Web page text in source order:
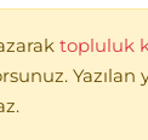
topluluk